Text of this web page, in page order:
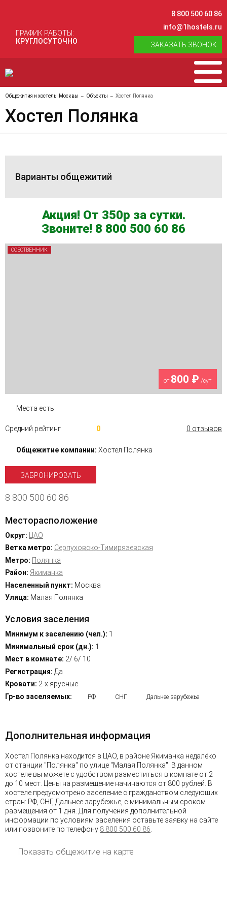
ГРАФИК РАБОТЫ:
КРУГЛОСУТОЧНО
8 800 500 60 86
info@1hostels.ru
ЗАКАЗАТЬ ЗВОНОК
Общежития и хостелы Москвы Объекты Хостел Полянка
Хостел Полянка
Варианты общежитий
Акция! От 350р за сутки.
Звоните! 8 800 500 60 86
от 800 ₽ /сут
СОБСТВЕННИК
Места есть
Средний рейтинг 0 0 отзывов
Общежитие компании: Хостел Полянка
ЗАБРОНИРОВАТЬ
8 800 500 60 86
Месторасположение
Округ:
ЦАО
Ветка метро: Серпуховско-Тимирязевская
Метро: Полянка
Район: Якиманка
Населенный пункт: Москва
Улица: Малая Полянка
Условия заселения
Минимум к заселению (чел.): 1
Минимальный срок (дн.): 1
Мест в комнате: 2/ 6/ 10
Регистрация: Да
Кровати: 2-х ярусные
Гр-во заселяемых:
РФ СНГ Дальнее зарубежье
Дополнительная информация
Хостел Полянка находится в ЦАО, в районе Якиманка недалёко
от станции "Полянка" по улице "Малая Полянка". В данном
хостеле вы можете с удобством разместиться в комнате от 2
до 10 мест. Цены на размещение начинаются от 800 рублей. В
хостеле предусмотрено заселение с гражданством следующих
стран: РФ, СНГ, Дальнее зарубежье, с минимальным сроком
размещения от 1 дня. Для получения дополнительной
информации по условиям заселения оставьте заявку на сайте
или позвоните по телефону 8 800 500 60 86
Показать общежитие на карте